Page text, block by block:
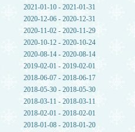
2021-01-10 - 2021-01-31
2020-12-06 - 2020-12-31
2020-11-02 - 2020-11-29
2020-10-12 - 2020-10-24
2020-08-14 - 2020-08-14
2019-02-01 - 2019-02-01
2018-06-07 - 2018-06-17
2018-05-30 - 2018-05-30
2018-03-11 - 2018-03-11
2018-02-01 - 2018-02-01
2018-01-08 - 2018-01-20